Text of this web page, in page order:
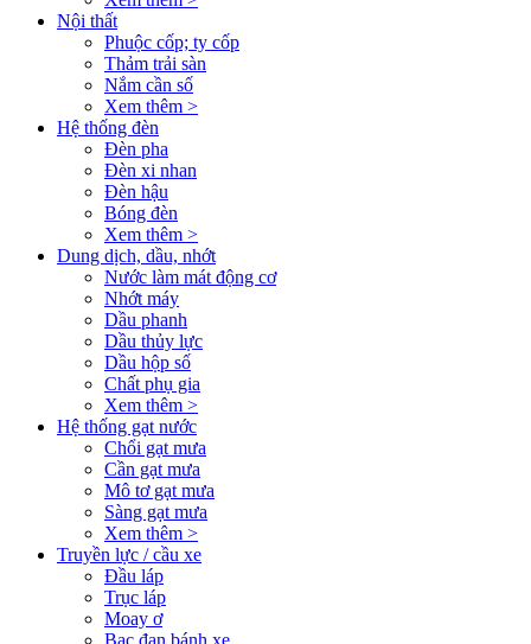
Nội thất
Phuộc cốp; ty cốp
Thảm trải sàn
Nắm cần số
Xem thêm >
Hệ thống đèn
Đèn pha
Đèn xi nhan
Đèn hậu
Bóng đèn
Xem thêm >
Dung dịch, dầu, nhớt
Nước làm mát động cơ
Nhớt máy
Dầu phanh
Dầu thủy lực
Dầu hộp số
Chất phụ gia
Xem thêm >
Hệ thống gạt nước
Chổi gạt mưa
Cần gạt mưa
Mô tơ gạt mưa
Sàng gạt mưa
Xem thêm >
Truyền lực / cầu xe
Đầu láp
Trục láp
Moay ơ
Bạc đạn bánh xe